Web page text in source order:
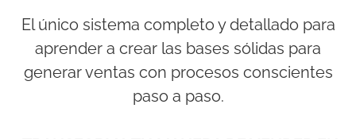
El único sistema completo y detallado para
aprender a crear las bases sólidas para
generar ventas con procesos conscientes
paso a paso.